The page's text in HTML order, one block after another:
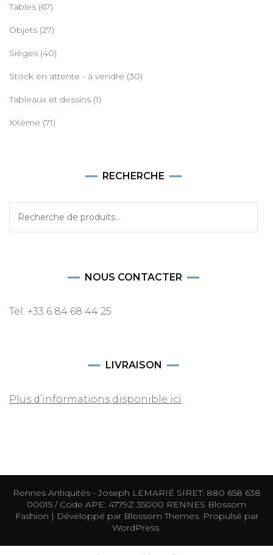
Tables (67)
Objets (27)
Sièges (40)
Stock en attente - à vendre (30)
Tableaux et dessins (1)
XXème (71)
RECHERCHE
NOUS CONTACTER
Tel: +33 6 84 68 44 25
LIVRAISON
Plus d’informations disponible ici
Rennes Antiquités - Joseph LEMARIÉ SIRET: 880 658 638
00015 / Code APE: 4779Z 35000 RENNES Blossom
Fashion | Développé parBlossom Themes. Propulsé par
WordPress